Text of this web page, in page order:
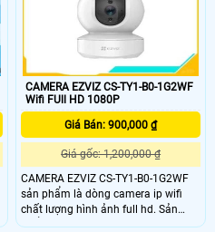
CAMERA EZVIZ CS-TY1-B0-1G2WF
Wifi FUll HD 1080P
Giá Bán: 900,000 ₫
Giá gốc: 1,200,000 ₫
CAMERA EZVIZ CS-TY1-B0-1G2WF
sản phẩm là dòng camera ip wifi
chất lượng hình ảnh full hd. Sản
phẩm có thiết kế nhỏ gọn chăc